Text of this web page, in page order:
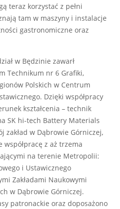
teraz korzystać z pełni
tam w maszyny i instalacje
gastronomiczne oraz
w Będzinie zawarł
Technikum nr 6 Grafiki,
Polskich w Centrum
Dzięki współpracy
kształcenia – technik
SK hi-tech Battery Materials
zakład w Dąbrowie Górniczej,
współpracę z aż trzema
na terenie Metropolii:
i Ustawicznego
Zakładami Naukowymi
w Dąbrowie Górniczej.
patronackie oraz doposażono